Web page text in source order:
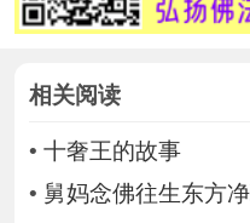
相关阅读
• 十奢王的故事
• 舅妈念佛往生东方